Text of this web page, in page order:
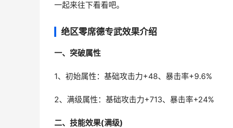
一起来往下看看吧。
绝区零席德专武效果介绍
一、突破属性
1、初始属性：基础攻击力+48、暴击率+9.6%
2、满级属性：基础攻击力+713、暴击率+24%
二、技能效果(满级)